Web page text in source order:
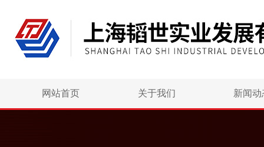
网站首页 关于我们 新闻动